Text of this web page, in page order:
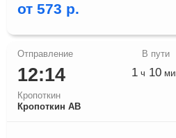
от 573 р.
12:14
Кропоткин
Кропоткин АВ
1 ч 10